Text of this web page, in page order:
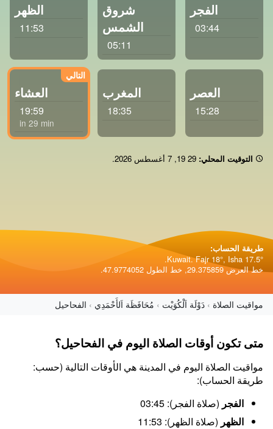
الفجر
03:44
شروق
الشمس
05:11
الظهر
11:53
العصر
15:28
المغرب
18:35
العشاء
19:59
in 29 min
التوقيت المحلي: 19 29
, 7 أغسطس 2026 .
طريقة الحساب:
Kuwait. Fajr 18°, Isha 17.5°.
خط العرض 29.375859, خط الطول 47.9774052.
مواقيت الصلاة دَوْلَة اَلْكُوَيْت مُحَافَظَة اَلأَحْمَدِي الفحاحيل
متى تكون أوقات الصلاة اليوم في الفحاحيل؟
مواقيت الصلاة اليوم في المدينة هي الأوقات التالية (حسب:
طريقة الحساب):
الفجر (صلاة الفجر): 03:45
الظهر (صلاة الظهر): 11:53